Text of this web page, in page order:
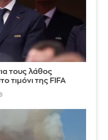
τους λάθος
τιμόνι της FIFA